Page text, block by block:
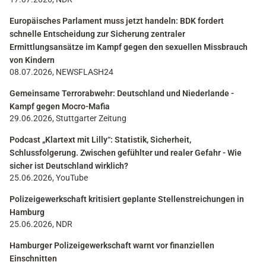
Europäisches Parlament muss jetzt handeln: BDK fordert
schnelle Entscheidung zur Sicherung zentraler
Ermittlungsansätze im Kampf gegen den sexuellen Missbrauch
von Kindern
08.07.2026, NEWSFLASH24
Gemeinsame Terrorabwehr: Deutschland und Niederlande -
Kampf gegen Mocro-Mafia
29.06.2026, Stuttgarter Zeitung
Podcast „Klartext mit Lilly“: Statistik, Sicherheit,
Schlussfolgerung. Zwischen gefühlter und realer Gefahr - Wie
sicher ist Deutschland wirklich?
25.06.2026, YouTube
Polizeigewerkschaft kritisiert geplante Stellenstreichungen in
Hamburg
25.06.2026, NDR
Hamburger Polizeigewerkschaft warnt vor finanziellen
Einschnitten